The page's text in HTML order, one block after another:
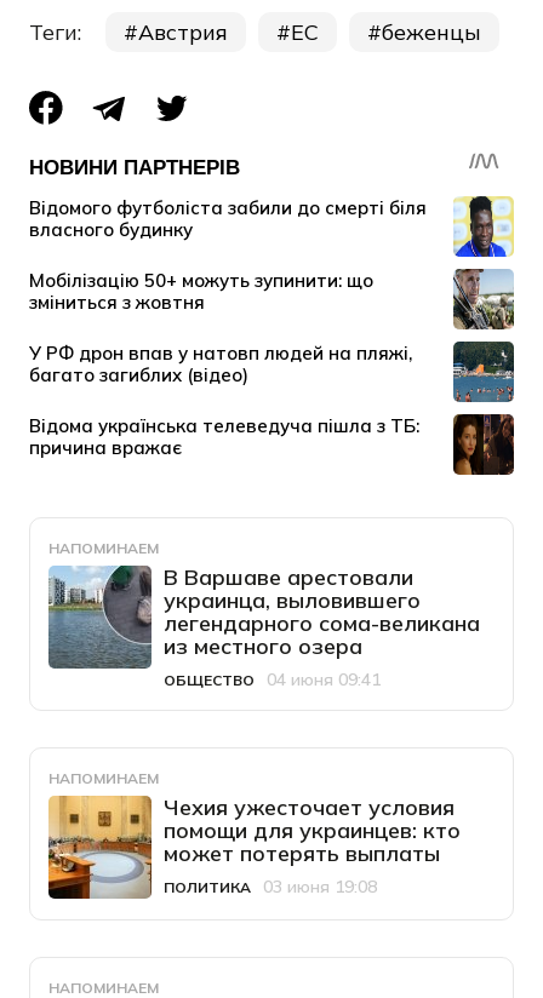
Теги: Австрия ЕС беженцы
НАПОМИНАЕМ
В Варшаве арестовали
украинца, выловившего
легендарного сома-великана
из местного озера
Категория
ОБЩЕСТВО
Дата публикации
04 июня 09:41
НАПОМИНАЕМ
Чехия ужесточает условия
помощи для украинцев: кто
может потерять выплаты
Категория
ПОЛИТИКА
Дата публикации
03 июня 19:08
НАПОМИНАЕМ